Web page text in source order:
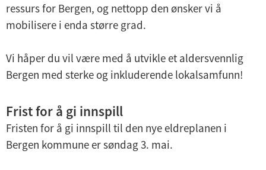
ressurs for Bergen, og nettopp den ønsker vi å
mobilisere i enda større grad.
Vi håper du vil være med å utvikle et aldersvennlig
Bergen med sterke og inkluderende lokalsamfunn!
Frist for å gi innspill
Fristen for å gi innspill til den nye eldreplanen i
Bergen kommune er søndag 3. mai.